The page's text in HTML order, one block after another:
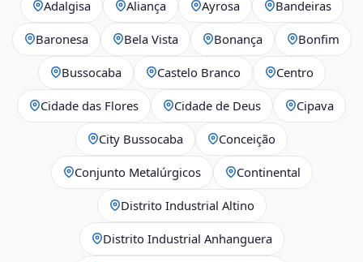
Adalgisa Aliança Ayrosa Bandeiras
Baronesa Bela Vista Bonança Bonfim
Bussocaba Castelo Branco Centro
Cidade das Flores Cidade de Deus Cipava
City Bussocaba Conceição
Conjunto Metalúrgicos Continental
Distrito Industrial Altino
Distrito Industrial Anhanguera